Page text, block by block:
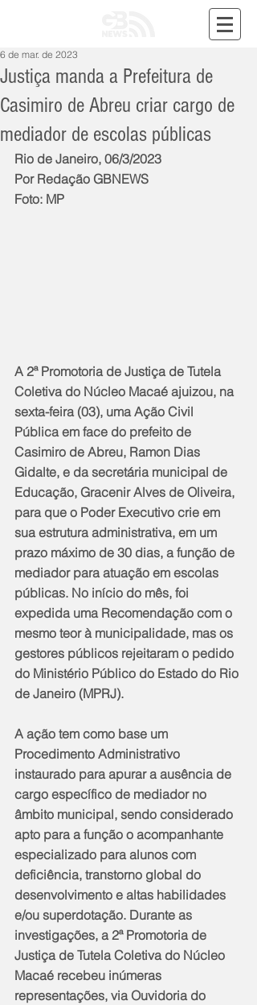
Justiça manda a Prefeitura de
Casimiro de Abreu criar cargo de
mediador de escolas públicas
6 de mar. de 2023
Rio de Janeiro, 06/3/2023
Por Redação GBNEWS
Foto: MP
A 2ª Promotoria de Justiça de Tutela
Coletiva do Núcleo Macaé ajuizou, na
sexta-feira (03), uma Ação Civil
Pública em face do prefeito de
Casimiro de Abreu, Ramon Dias
Gidalte, e da secretária municipal de
Educação, Gracenir Alves de Oliveira,
para que o Poder Executivo crie em
sua estrutura administrativa, em um
prazo máximo de 30 dias, a função de
mediador para atuação em escolas
públicas. No início do mês, foi
expedida uma Recomendação com o
mesmo teor à municipalidade, mas os
gestores públicos rejeitaram o pedido
do Ministério Público do Estado do Rio
de Janeiro (MPRJ).
A ação tem como base um
Procedimento Administrativo
instaurado para apurar a ausência de
cargo específico de mediador no
âmbito municipal, sendo considerado
apto para a função o acompanhante
especializado para alunos com
deficiência, transtorno global do
desenvolvimento e altas habilidades
e/ou superdotação. Durante as
investigações, a 2ª Promotoria de
Justiça de Tutela Coletiva do Núcleo
Macaé recebeu inúmeras
representações, via Ouvidoria do